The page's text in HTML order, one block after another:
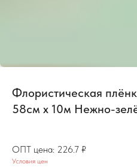
Флористическая
58см x 10м Нежно-
226.7 ₽
Условия цен